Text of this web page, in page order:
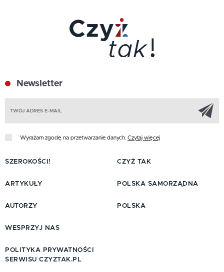
Newsletter
Wyrażam zgodę na przetwarzanie danych. Czytaj więcej
SZEROKOŚCI!
ARTYKUŁY
AUTORZY
CZYŻ TAK
POLSKA SAMORZĄDNA
POLSKA
WESPRZYJ NAS
POLITYKA PRYWATNOŚCI
SERWISU CZYZTAK.PL